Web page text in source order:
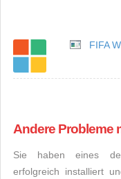
FIFA
Andere Probleme
Sie haben eines
erfolgreich installiert